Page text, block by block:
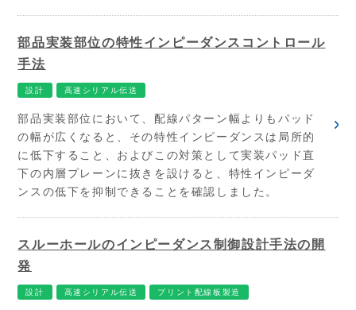
部品実装部位の特性インピーダンスコントロール
手法
設計 高速シリアル伝送
部品実装部位において、配線パターン幅よりもパッド
の幅が広くなると、その特性インピーダンスは局所的
に低下すること、およびこの対策として実装パッド直
下の内層プレーンに抜きを設けると、特性インピーダ
ンスの低下を抑制できることを確認しました。
スルーホールのインピーダンス制御設計手法の開
発
設計 高速シリアル伝送 プリント配線板製造